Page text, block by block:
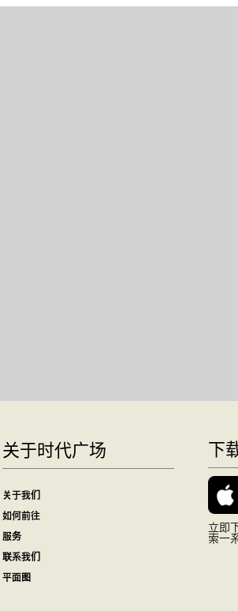
关于时代广场
关于我们
如何前往
服务
联系我们
平面图
下
立即
索一